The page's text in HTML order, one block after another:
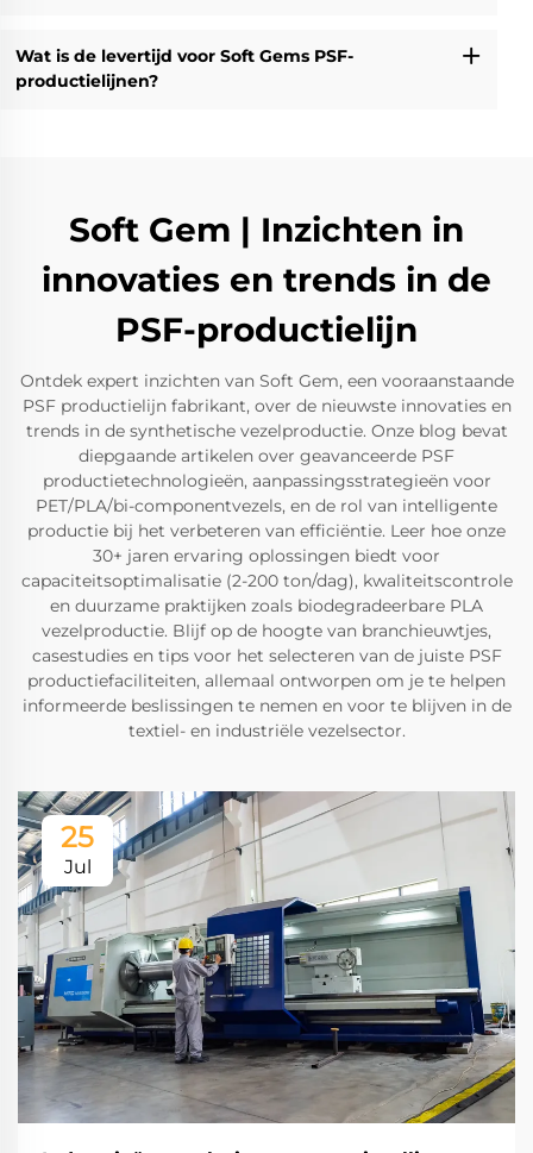
Wat is de levertijd voor Soft Gems PSF-
productielijnen?
Soft Gem | Inzichten in
innovaties en trends in de
PSF-productielijn
Ontdek expert inzichten van Soft Gem, een vooraanstaande
PSF productielijn fabrikant, over de nieuwste innovaties en
trends in de synthetische vezelproductie. Onze blog bevat
diepgaande artikelen over geavanceerde PSF
productietechnologieën, aanpassingsstrategieën voor
PET/PLA/bi-componentvezels, en de rol van intelligente
productie bij het verbeteren van efficiëntie. Leer hoe onze
30+ jaren ervaring oplossingen biedt voor
capaciteitsoptimalisatie (2-200 ton/dag), kwaliteitscontrole
en duurzame praktijken zoals biodegradeerbare PLA
vezelproductie. Blijf op de hoogte van branchieuwtjes,
casestudies en tips voor het selecteren van de juiste PSF
productiefaciliteiten, allemaal ontworpen om je te helpen
informeerde beslissingen te nemen en voor te blijven in de
textiel- en industriële vezelsector.
25
Jul